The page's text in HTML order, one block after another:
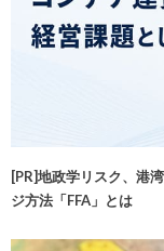
[PR]地政学リスク、港
ジ方法「FFA」とは